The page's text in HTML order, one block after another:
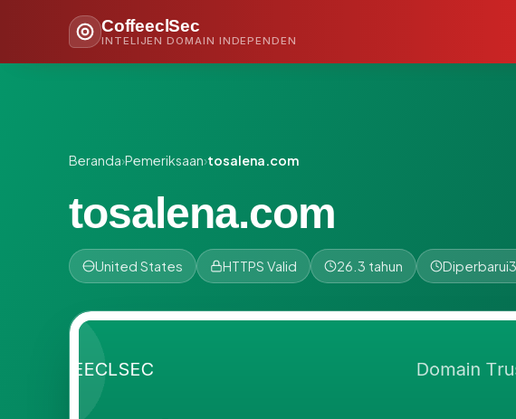
CoffeeclSec
INTELIJEN DOMAIN INDEPENDEN
Beranda›Pemeriksaan›tosalena.com
tosalena.com
United States HTTPS Valid 26.3 tahun Diperbarui